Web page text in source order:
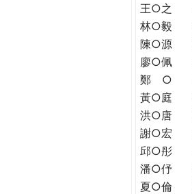
王○之
林○毅
陳○源
廖○佩
鄭 ○
黃○庭
洪○唐
謝○宏
邱○彤
潘○伃
夏○倫